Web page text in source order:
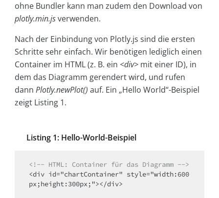
ohne Bundler kann man zudem den Download von
plotly.min.jsverwenden.
Nach der Einbindung von Plotly.js sind die ersten
Schritte sehr einfach. Wir benötigen lediglich einen
Container im HTML (z. B. ein <div> mit einer ID), in
dem das Diagramm gerendert wird, und rufen
dann Plotly.newPlot() auf. Ein „Hello World“-Beispiel
zeigt Listing 1.
Listing 1: Hello-World-Beispiel
<!-- HTML: Container für das Diagramm -->
<div id="chartContainer" style="width:600
px;height:300px;"></div>